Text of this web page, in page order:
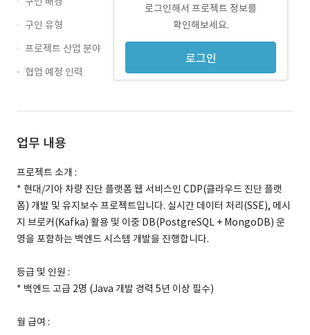
로그인해서 프로젝트 정보를
확인해보세요.
로그인
구인 유형
프로젝트 산업 분야
협업 예정 인력
업무 내용
프로젝트 소개 :
* 현대/기아 차량 진단 플랫폼 웹 서비스인 CDP(클라우드 진단 플랫
폼) 개발 및 유지보수 프로젝트입니다. 실시간 데이터 처리(SSE), 메시
지 브로커(Kafka) 활용 및 이중 DB(PostgreSQL + MongoDB) 운
영을 포함하는 백엔드 시스템 개발을 진행합니다.
등급 및 인원 :
* 백엔드 고급 2명 (Java 개발 경력 5년 이상 필수)
월 급여 :